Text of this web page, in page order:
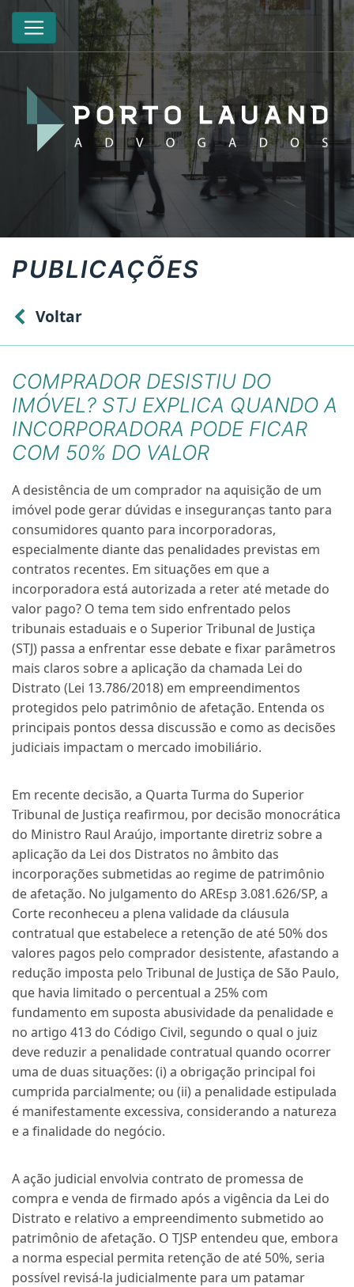
PUBLICAÇÕES
Voltar
COMPRADOR DESISTIU DO
IMÓVEL? STJ EXPLICA QUANDO A
INCORPORADORA PODE FICAR
COM 50% DO VALOR
A desistência de um comprador na aquisição de um
imóvel pode gerar dúvidas e inseguranças tanto para
consumidores quanto para incorporadoras,
especialmente diante das penalidades previstas em
contratos recentes. Em situações em que a
incorporadora está autorizada a reter até metade do
valor pago? O tema tem sido enfrentado pelos
tribunais estaduais e o Superior Tribunal de Justiça
(STJ) passa a enfrentar esse debate e fixar parâmetros
mais claros sobre a aplicação da chamada Lei do
Distrato (Lei 13.786/2018) em empreendimentos
protegidos pelo patrimônio de afetação. Entenda os
principais pontos dessa discussão e como as decisões
judiciais impactam o mercado imobiliário.
Em recente decisão, a Quarta Turma do Superior
Tribunal de Justiça reafirmou, por decisão monocrática
do Ministro Raul Araújo, importante diretriz sobre a
aplicação da Lei dos Distratos no âmbito das
incorporações submetidas ao regime de patrimônio
de afetação. No julgamento do AREsp 3.081.626/SP, a
Corte reconheceu a plena validade da cláusula
contratual que estabelece a retenção de até 50% dos
valores pagos pelo comprador desistente, afastando a
redução imposta pelo Tribunal de Justiça de São Paulo,
que havia limitado o percentual a 25% com
fundamento em suposta abusividade da penalidade e
no artigo 413 do Código Civil, segundo o qual o juiz
deve reduzir a penalidade contratual quando ocorrer
uma de duas situações: (i) a obrigação principal foi
cumprida parcialmente; ou (ii) a penalidade estipulada
é manifestamente excessiva, considerando a natureza
e a finalidade do negócio.
A ação judicial envolvia contrato de promessa de
compra e venda de firmado após a vigência da Lei do
Distrato e relativo a empreendimento submetido ao
patrimônio de afetação. O TJSP entendeu que, embora
a norma especial permita retenção de até 50%, seria
possível revisá-la judicialmente para um patamar